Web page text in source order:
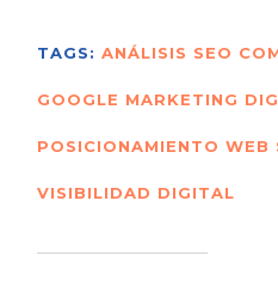
TAGS:ANÁLISIS SEO
GOOGLE MARKETING
POSICIONAMIENTO WEB
VISIBILIDAD DIGITAL